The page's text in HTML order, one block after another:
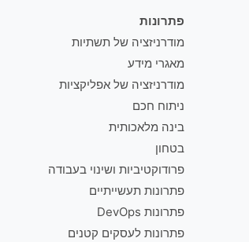
פתרונות
מודרניזציה של תשתיות
מאגרי מידע
מודרניזציה של אפליקציות
ניתוח חכם
בינה מלאכותית
בטחון
פרודוקטיביות ושינוי בעבודה
פתרונות תעשייתיים
פתרונות DevOps
פתרונות לעסקים קטנים